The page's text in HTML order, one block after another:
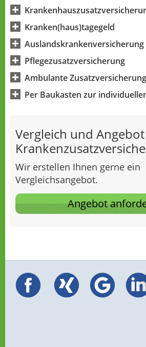
Kranken(haus)tagegeld
Auslandskrankenversicherung
Pflegezusatzversicherung
Ambulante Zusatzversicherung
Per Baukasten zur
Vergleich und Angebot
Wir erstellen Ihnen gerne ein
Vergleichsangebot.
Angebot